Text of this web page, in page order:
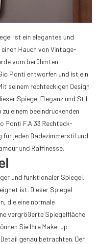
ist ein elegantes und
Hauch von Vintage-
vom berühmten
Ponti entworfen und ist ein
seinem rechteckigen Design
Spiegel Eleganz und Stil
zu einem beeindruckenden
Ponti F.A.33 Rechteck-
für jeden Badezimmerstil und
und Raffinesse.
und funktionaler Spiegel,
ist. Dieser Spiegel
die eine normale
vergrößerte Spiegelfläche
Sie Ihre Make-up-
genau betrachten. Der